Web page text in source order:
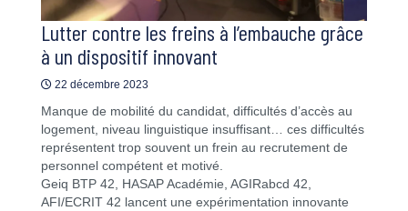
Lutter contre les freins à l’embauche grâce
à un dispositif innovant
22 décembre 2023
Manque de mobilité du candidat, difficultés d’accès au
logement, niveau linguistique insuffisant… ces difficultés
représentent trop souvent un frein au recrutement de
personnel compétent et motivé.
Geiq BTP 42, HASAP Académie, AGIRabcd 42,
AFI/ECRIT 42 lancent une expérimentation innovante